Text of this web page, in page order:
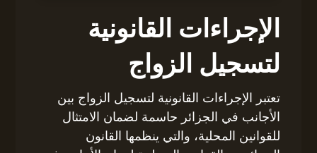
الإجراءات القانونية
لتسجيل الزواج
تعتبر الإجراءات القانونية لتسجيل الزواج بين
الأجانب في الجزائر حاسمة لضمان الامتثال
للقوانين المحلية، والتي ينظمها القانون